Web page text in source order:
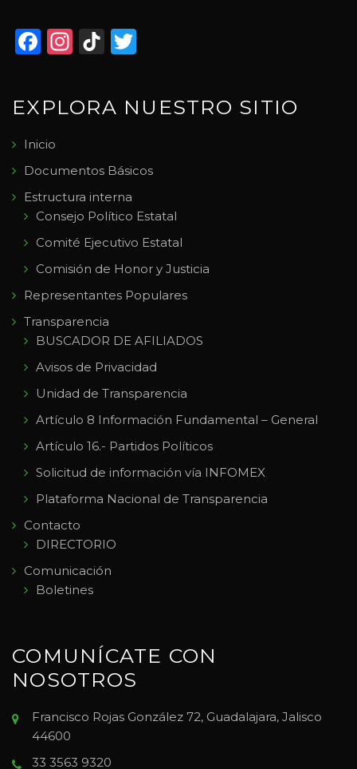
Facebook
Instagram
TikTok
EXPLORA NUESTRO SITIO
Inicio
Documentos Básicos
Estructura interna
Consejo Político Estatal
Comité Ejecutivo Estatal
Comisión de Honor y Justicia
Representantes Populares
Transparencia
BUSCADOR DE AFILIADOS
Avisos de Privacidad
Unidad de Transparencia
Artículo 8 Información Fundamental – General
Artículo 16.- Partidos Políticos
Solicitud de información vía INFOMEX
Plataforma Nacional de Transparencia
Contacto
DIRECTORIO
Comunicación
Boletines
COMUNÍCATE CON
NOSOTROS
Francisco Rojas González 72, Guadalajara, Jalisco
44600
33 3563 9320